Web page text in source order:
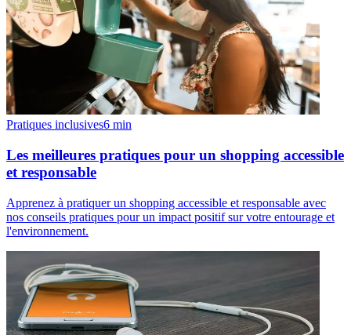
Pratiques inclusives6 min
Les meilleures pratiques pour un shopping accessible
et responsable
Apprenez à pratiquer un shopping accessible et responsable avec
nos conseils pratiques pour un impact positif sur votre entourage et
l'environnement.